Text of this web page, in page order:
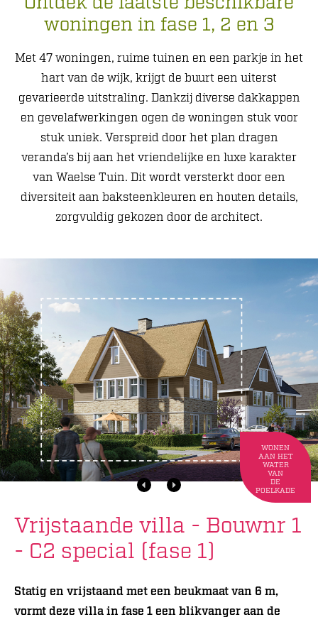
woningen in fase 1, 2 en 3
Met 47 woningen, ruime tuinen en een parkje in het
hart van de wijk, krijgt de buurt een uiterst
gevarieerde uitstraling. Dankzij diverse dakkappen
en gevelafwerkingen ogen de woningen stuk voor
stuk uniek. Verspreid door het plan dragen
veranda’s bij aan het vriendelijke en luxe karakter
van Waelse Tuin. Dit wordt versterkt door een
diversiteit aan baksteenkleuren en houten details,
zorgvuldig gekozen door de architect.
WONEN
AAN HET
WATER
VAN
DE
POELKADE
Vrijstaande villa - Bouwnr 1
- C2 special (fase 1)
Statig en vrijstaand met een beukmaat van 6 m,
vormt deze villa in fase 1 een blikvanger aan de